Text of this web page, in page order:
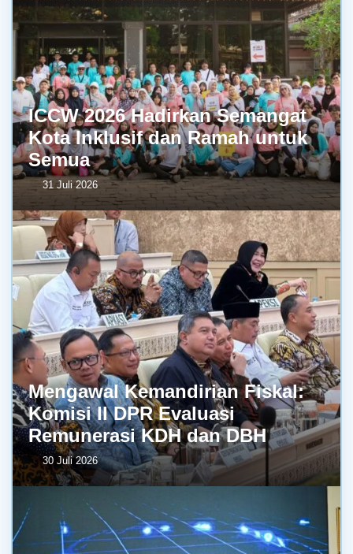
ICCW 2026 Hadirkan Semangat
Kota Inklusif dan Ramah untuk
Semua
31 Juli 2026
Mengawal Kemandirian Fiskal:
Komisi II DPR Evaluasi
Remunerasi KDH dan DBH
30 Juli 2026